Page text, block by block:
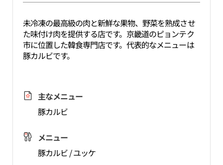
未冷凍の最高級の肉と新鮮な果物、野菜を熟成させ
た味付け肉を提供する店です。京畿道のピョンテク
市に位置した韓食専門店です。代表的なメニューは
豚カルビです。
主なメニュー
豚カルビ
メニュー
豚カルビ / ユッケ